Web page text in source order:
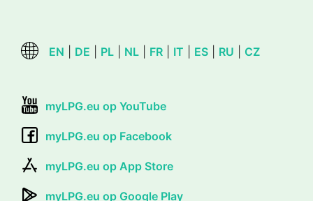
EN DE PL NL FR IT ES RU CZ
myLPG.eu op YouTube
myLPG.eu op Facebook
myLPG.eu op App Store
myLPG.eu op Google Play